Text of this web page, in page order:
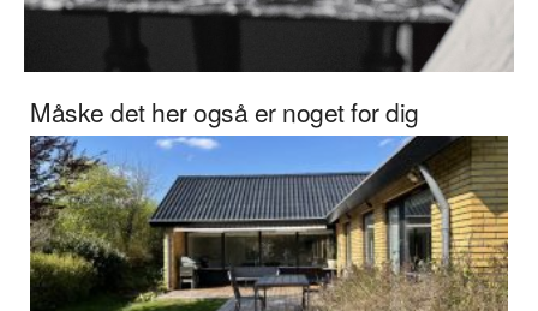
Måske det her også er noget for dig